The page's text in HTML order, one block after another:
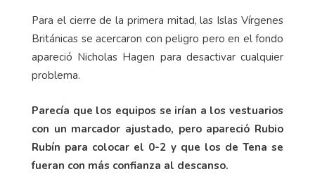
Para el cierre de la primera mitad, las Islas Vírgenes
Británicas se acercaron con peligro pero en el fondo
apareció Nicholas Hagen para desactivar cualquier
problema.
Parecía que los equipos se irían a los vestuarios
con un marcador ajustado, pero apareció Rubio
Rubín para colocar el 0-2 y que los de Tena se
fueran con más confianza al descanso.